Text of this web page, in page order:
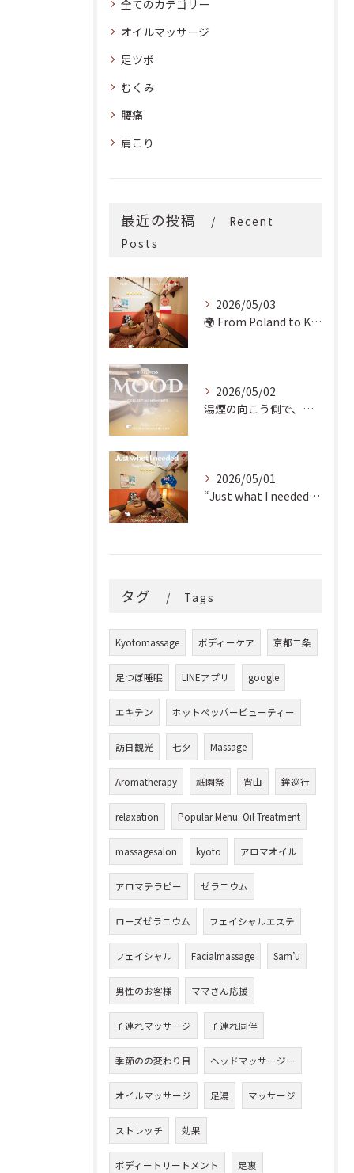
全てのカテゴリー
オイルマッサージ
足ツボ
むくみ
腰痛
肩こり
最近の投稿
Recent
Posts
2026/05/03
🌍 From Poland to Kyoto! 🇵🇱✨
2026/05/02
湯煙の向こう側で、魂の輪郭を整える。
2026/05/01
“Just what I needed!” ✨
タグ Tags
Kyotomassage ボディーケア 京都二条
足つぼ睡眠 LINEアプリ google
エキテン ホットペッパービューティー
訪日観光 七夕 Massage
Aromatherapy 祇園祭 宵山 鉾巡行
relaxation Popular Menu: Oil Treatment
massagesalon kyoto アロマオイル
アロマテラピー ゼラニウム
ローズゼラニウム フェイシャルエステ
フェイシャル Facialmassage Sam’u
男性のお客様 ママさん応援
子連れマッサージ 子連れ同伴
季節のの変わり目 ヘッドマッサージー
オイルマッサージ 足湯 マッサージ
ストレッチ 効果
ボディートリートメント 足裏